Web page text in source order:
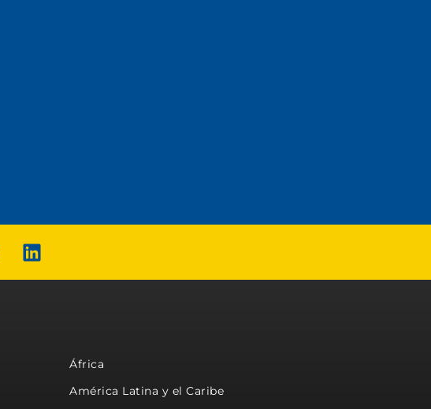
África
América Latina y el Caribe